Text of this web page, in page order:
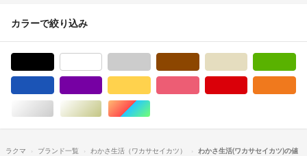
カラーで絞り込み
シルバー/銀色系ゴールド/金色系マルチカラー
ラクマ ブランド一覧 わかさ生活（ワカサセイカツ）
わかさ生活(ワカサセイカツ)の値